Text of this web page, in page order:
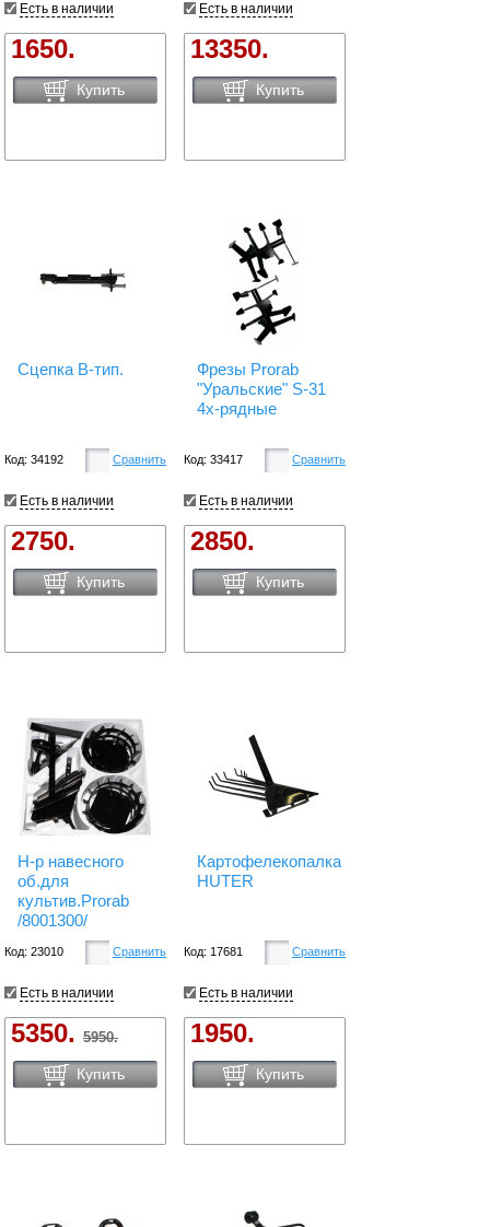
Есть в наличии
1650.
Купить
Есть в наличии
13350.
Купить
Сцепка В-тип.
Код: 34192 Сравнить
Есть в наличии
2750.
Купить
Фрезы Prorab
"Уральские" S-31
4х-рядные
Код: 33417 Сравнить
Есть в наличии
2850.
Купить
Н-р навесного
об.для
культив.Prorab
/8001300/
Код: 23010 Сравнить
Есть в наличии
5350. 5950.
Купить
Картофелекопалка
HUTER
Код: 17681 Сравнить
Есть в наличии
1950.
Купить